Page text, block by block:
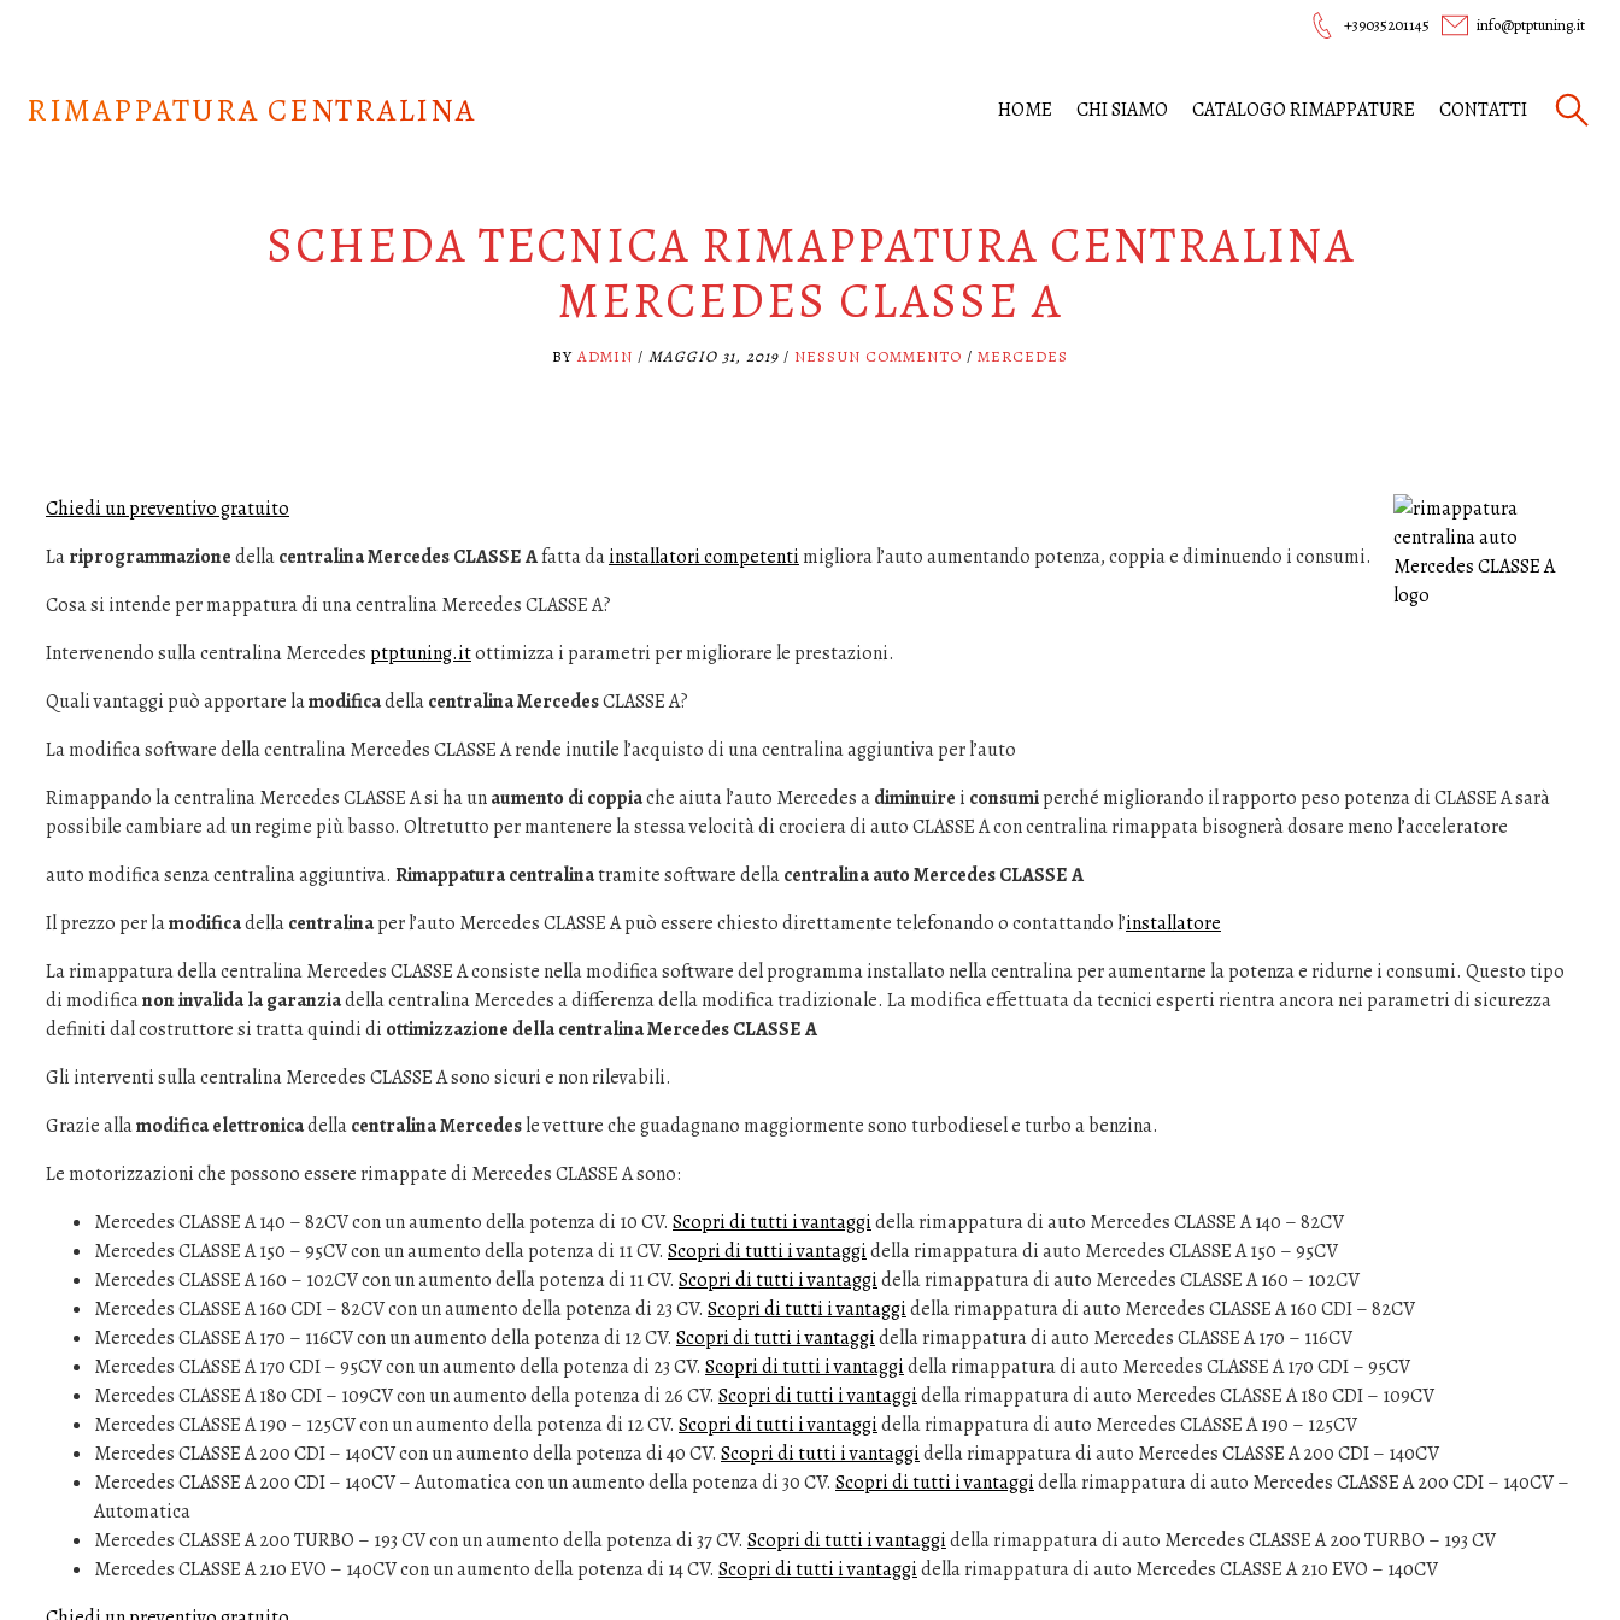
+39035201145 info@ptptuning.it
RIMAPPATURA CENTRALINA HOME CHI SIAMO CATALOGO RIMAPPATURE CONTATTI
SCHEDA TECNICA RIMAPPATURA CENTRALINA
MERCEDES CLASSE A
BY ADMIN / MAGGIO 31, 2019 / NESSUN COMMENTO / MERCEDES
Chiedi un preventivo gratuito
Lariprogrammazionedellacentralina Mercedes CLASSE Afatta dainstallatori competenti migliora l’auto aumentando potenza, coppia e diminuendo i consumi.
Cosa si intende per mappatura di una centralina Mercedes CLASSE A?
Intervenendo sulla centralina Mercedesptptuning.itottimizza i parametri per migliorare le prestazioni.
Quali vantaggi può apportare lamodificadellacentralina MercedesCLASSE A?
La modifica software della centralina Mercedes CLASSE A rende inutile l’acquisto di una centralina aggiuntiva per l’auto
Rimappando la centralina Mercedes CLASSE A si ha unaumento di coppiache aiuta l’auto Mercedes adiminuire i consumiperché migliorando il rapporto peso potenza di CLASSE A sarà
possibile cambiare ad un regime più basso. Oltretutto per mantenere la stessa velocità di crociera di auto CLASSE A con centralina rimappata bisognerà dosare meno l’acceleratore
auto modifica senza centralina aggiuntiva. Rimappatura centralinatramite software dellacentralina auto Mercedes CLASSE A
Il prezzo per lamodificadellacentralinaper l’auto Mercedes CLASSE A può essere chiesto direttamente telefonando o contattando l’installatore
La rimappatura della centralina Mercedes CLASSE A consiste nella modifica software del programma installato nella centralina per aumentarne la potenza e ridurne i consumi. Questo tipo
di modificanon invalida la garanziadella centralina Mercedes a differenza della modifica tradizionale. La modifica effettuata da tecnici esperti rientra ancora nei parametri di sicurezza
definiti dal costruttore si tratta quindi di ottimizzazione della centralina Mercedes CLASSE A
Gli interventi sulla centralina Mercedes CLASSE A sono sicuri e non rilevabili.
Grazie allamodifica elettronicadellacentralina Mercedesle vetture che guadagnano maggiormente sono turbodiesel e turbo a benzina.
Le motorizzazioni che possono essere rimappate di Mercedes CLASSE A sono:
Mercedes CLASSE A 140 – 82CV con un aumento della potenza di 10 CV. Scopri di tutti i vantaggidella rimappatura di auto Mercedes CLASSE A 140 – 82CV
Mercedes CLASSE A 150 – 95CV con un aumento della potenza di 11 CV. Scopri di tutti i vantaggidella rimappatura di auto Mercedes CLASSE A 150 – 95CV
Mercedes CLASSE A 160 – 102CV con un aumento della potenza di 11 CV. Scopri di tutti i vantaggidella rimappatura di auto Mercedes CLASSE A 160 – 102CV
Mercedes CLASSE A 160 CDI – 82CV con un aumento della potenza di 23 CV. Scopri di tutti i vantaggidella rimappatura di auto Mercedes CLASSE A 160 CDI – 82CV
Mercedes CLASSE A 170 – 116CV con un aumento della potenza di 12 CV. Scopri di tutti i vantaggidella rimappatura di auto Mercedes CLASSE A 170 – 116CV
Mercedes CLASSE A 170 CDI – 95CV con un aumento della potenza di 23 CV. Scopri di tutti i vantaggidella rimappatura di auto Mercedes CLASSE A 170 CDI – 95CV
Mercedes CLASSE A 180 CDI – 109CV con un aumento della potenza di 26 CV. Scopri di tutti i vantaggidella rimappatura di auto Mercedes CLASSE A 180 CDI – 109CV
Mercedes CLASSE A 190 – 125CV con un aumento della potenza di 12 CV. Scopri di tutti i vantaggidella rimappatura di auto Mercedes CLASSE A 190 – 125CV
Mercedes CLASSE A 200 CDI – 140CV con un aumento della potenza di 40 CV. Scopri di tutti i vantaggidella rimappatura di auto Mercedes CLASSE A 200 CDI – 140CV
Mercedes CLASSE A 200 CDI – 140CV – Automatica con un aumento della potenza di 30 CV. Scopri di tutti i vantaggidella rimappatura di auto Mercedes CLASSE A 200 CDI – 140CV –
Automatica
Mercedes CLASSE A 200 TURBO – 193 CV con un aumento della potenza di 37 CV. Scopri di tutti i vantaggidella rimappatura di auto Mercedes CLASSE A 200 TURBO – 193 CV
Mercedes CLASSE A 210 EVO – 140CV con un aumento della potenza di 14 CV. Scopri di tutti i vantaggidella rimappatura di auto Mercedes CLASSE A 210 EVO – 140CV